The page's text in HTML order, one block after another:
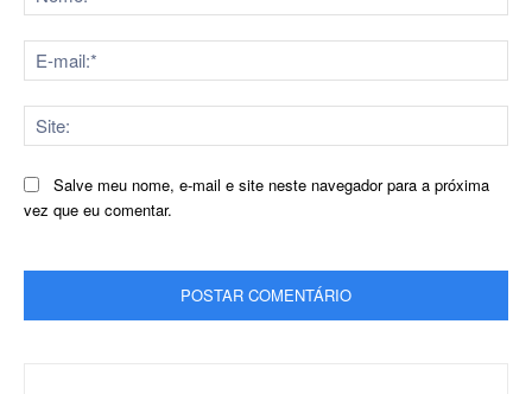
Salve meu nome, e-mail e site neste navegador para a próxima
vez que eu comentar.